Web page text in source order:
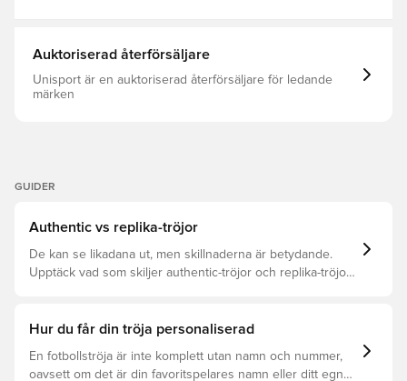
Auktoriserad återförsäljare
Unisport är en auktoriserad återförsäljare för ledande
märken
GUIDER
Authentic vs replika-tröjor
De kan se likadana ut, men skillnaderna är betydande.
Upptäck vad som skiljer authentic-tröjor och replika-tröjor
Hur du får din tröja personaliserad
En fotbollströja är inte komplett utan namn och nummer,
oavsett om det är din favoritspelares namn eller ditt egna.